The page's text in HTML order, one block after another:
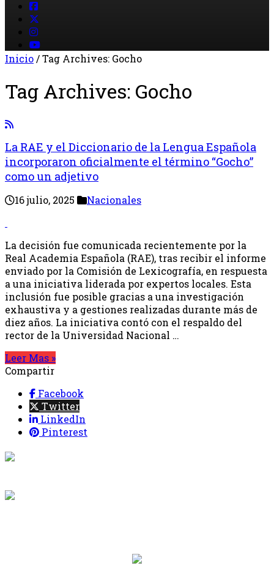
Inicio/Tag Archives: Gocho
Tag Archives: Gocho
La RAE y el Diccionario de la Lengua Española
incorporaron oficialmente el término “Gocho”
como un adjetivo
16 julio, 2025 Nacionales
La decisión fue comunicada recientemente por la
Real Academia Española (RAE), tras recibir el informe
enviado por la Comisión de Lexicografía, en respuesta
a una iniciativa liderada por expertos locales. Esta
inclusión fue posible gracias a una investigación
exhaustiva y a gestiones realizadas durante más de
diez años. La iniciativa contó con el respaldo del
rector de la Universidad Nacional …
Leer Mas »
Compartir
Facebook
Twitter
LinkedIn
Pinterest